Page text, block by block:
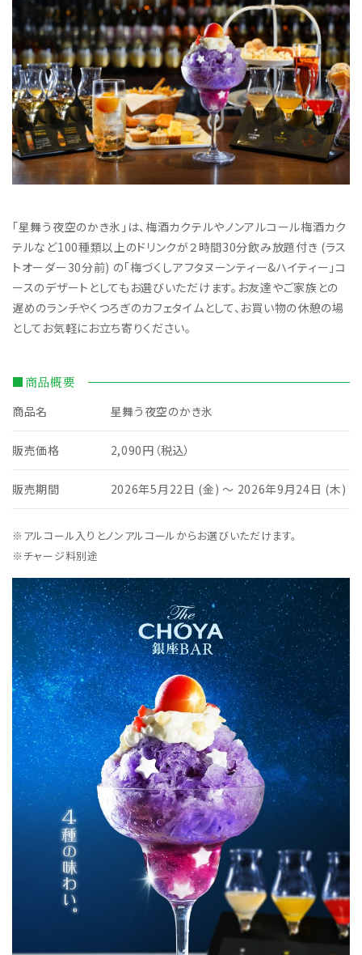
「星舞う夜空のかき氷」は、梅酒カクテルやノンアルコール梅酒カク
テルなど100種類以上のドリンクが２時間30分飲み放題付き (ラス
トオーダー30分前) の「梅づくしアフタヌーンティー&ハイティー」コ
ースのデザートとしてもお選びいただけます。お友達やご家族との
遅めのランチやくつろぎのカフェタイムとして、お買い物の休憩の場
としてお気軽にお立ち寄りください。
■商品概要
商品名 星舞う夜空のかき氷
販売価格 2,090円（税込）
販売期間 2026年5月22日 (金) ～ 2026年9月24日 (木)
※アルコール入りとノンアルコールからお選びいただけます。
※チャージ料別途